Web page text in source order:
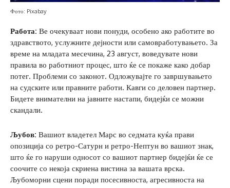
Фото: Pixabay
Работа: Ве очекуваат нови понуди, особено ако работите во
здравството, услужните дејности или самовработувањето. За
време на младата месечина, 23 август, воведувате нови
правила во работниот процес, што ќе се покаже како добар
потег. Проблеми со законот. Одложувајте го завршувањето
на судските или правните работи. Кавги со деловен партнер.
Бидете внимателни на јавните настапи, бидејќи се можни
скандали.
Љубов: Вашиот владетел Марс во седмата куќа прави
опозиција со ретро-Сатурн и ретро-Нептун во вашиот знак,
што ќе го наруши односот со вашиот партнер бидејќи ќе се
соочите со некоја скриена вистина за вашата врска.
Љубоморни сцени поради посесивноста, агресивноста на